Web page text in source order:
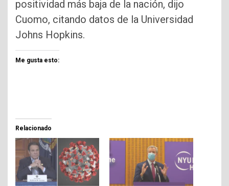
positividad más baja de la nación, dijo
Cuomo, citando datos de la Universidad
Johns Hopkins.
Me gusta esto:
Relacionado